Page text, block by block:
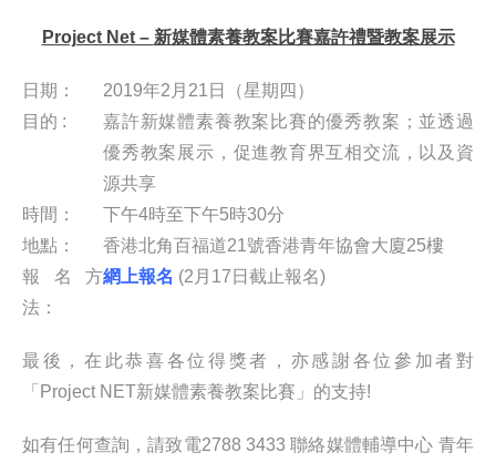
Project Net – 新媒體素養教案比賽嘉許禮暨教案展示
日期：
2019年2月21日（星期四）
目的 :
嘉許新媒體素養教案比賽的優秀教案；並透過
優秀教案展示，促進教育界互相交流，以及資
源共享
時間：
下午4時至下午5時30分
地點：
香港北角百福道21號香港青年協會大廈25樓
報名方
法：
網上報名 (2月17日截止報名)
最後，在此恭喜各位得獎者，亦感謝各位參加者對
「Project NET新媒體素養教案比賽」的支持!
如有任何查詢，請致電2788 3433 聯絡媒體輔導中心 青年